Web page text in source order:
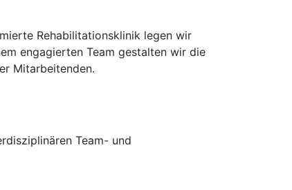
Rehabilitationsklinik legen wir
engagierten Team gestalten wir die
Mitarbeitenden.
Team- und